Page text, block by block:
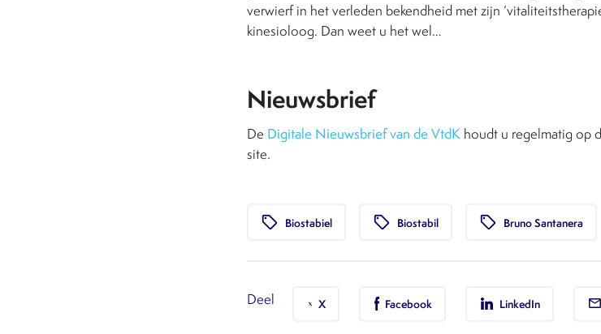
verwierf in het verleden bekendheid met zijn
kinesioloog. Dan weet u het wel…
Nieuwsbrief
De Digitale Nieuwsbrief van de VtdK houdt u regelmatig op
site.
local_offer Biostabiel local_offer Biostabil local_offer Bruno Santanera
Deel X Facebook LinkedIn